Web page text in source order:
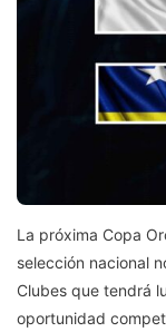
La próxima Copa
selección nacional
Clubes que tendrá
oportunidad